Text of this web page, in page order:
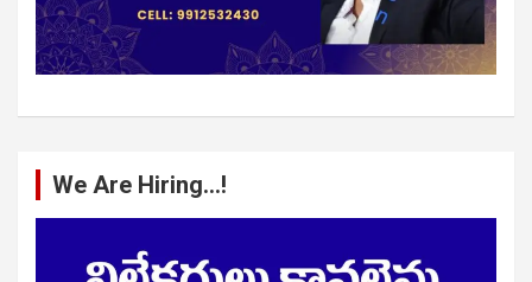
We Are Hiring…!